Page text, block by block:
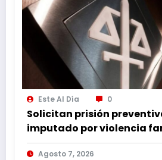
Este Al Día 0
Solicitan prisión
imputado por violencia
Agosto 7, 2026